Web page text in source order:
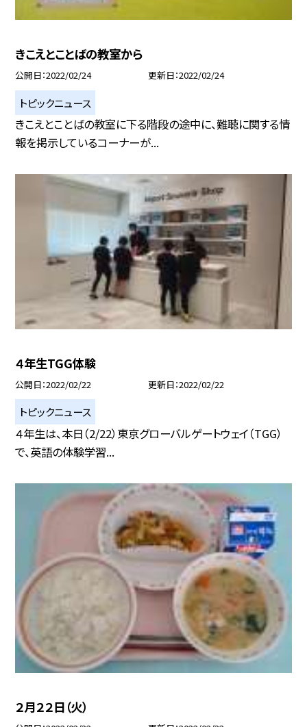
きこえとことばの教室から
公開日 2022/02/24 更新日 2022/02/24
トピックニュース
きこえとことばの教室に下る階段の途中に、難聴に関する情
報を掲示しているコーナーが...
４年生TGG体験
公開日 2022/02/22 更新日 2022/02/22
トピックニュース
４年生は、本日（2/22）東京グローバルゲートウェイ（TGG）
で、英語の体験学習...
２月２２日（火）